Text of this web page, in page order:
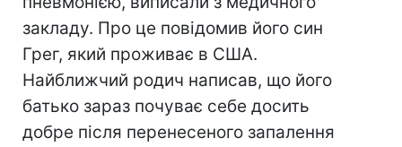
закладу. Про це повідомив його син
Грег, який проживає в США.
Найближчий родич написав, що його
батько зараз почуває себе досить
добре після перенесеного запалення